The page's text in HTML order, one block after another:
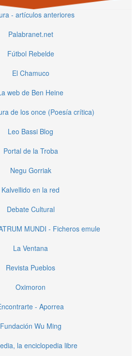
- artículos anteriores
Palabranet.net
Fútbol Rebelde
El Chamuco
web de Ben Heine
de los once (Poesía crítica)
Leo Bassi Blog
Portal de la Troba
Negu Gorriak
Kalvellido en la red
Debate Cultural
MUNDI - Ficheros emule
La Ventana
Revista Pueblos
Oximoron
- Aporrea
Fundación Wu Ming
la enciclopedia libre